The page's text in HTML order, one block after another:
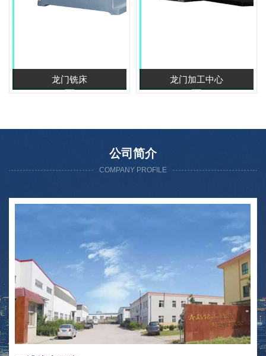
龙门铣床 龙门加工中心
公司简介
COMPANY PROFILE